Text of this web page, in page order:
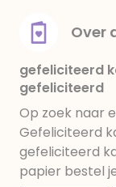
Over
gefeliciteerd
gefeliciteerd
Op zoek naar
Gefeliciteerd
gefeliciteerd
papier bestel